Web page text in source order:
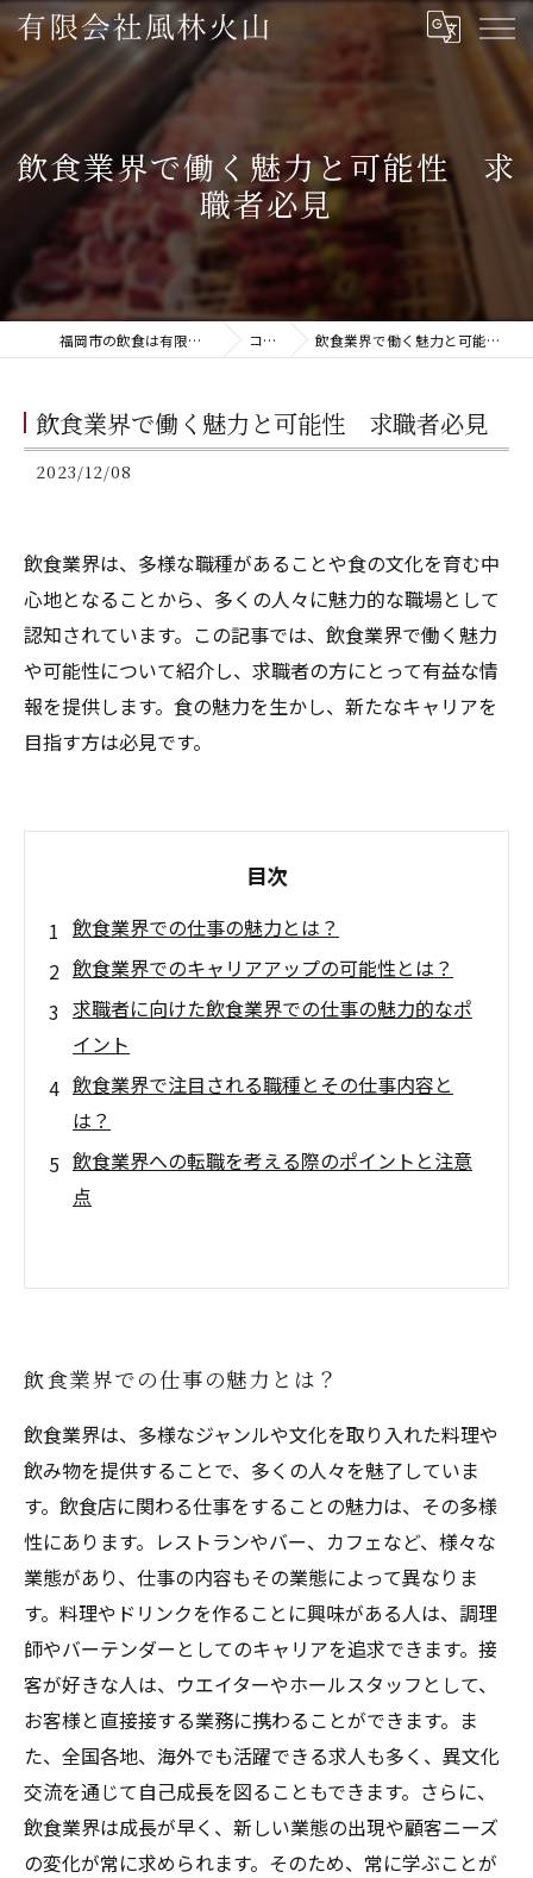
飲食業界で働く魅力と可能性 求
職者必見
福岡市の飲食は有限会社風林火山 コラム 飲食業界で働く魅力と可能性 求職者必見
飲食業界で働く魅力と可能性 求職者必見
2023/12/08
飲食業界は、多様な職種があることや食の文化を育む中
心地となることから、多くの人々に魅力的な職場として
認知されています。この記事では、飲食業界で働く魅力
や可能性について紹介し、求職者の方にとって有益な情
報を提供します。食の魅力を生かし、新たなキャリアを
目指す方は必見です。
目次
飲食業界での仕事の魅力とは？
飲食業界でのキャリアアップの可能性とは？
求職者に向けた飲食業界での仕事の魅力的なポ
イント
飲食業界で注目される職種とその仕事内容と
は？
飲食業界への転職を考える際のポイントと注意
点
飲食業界での仕事の魅力とは？
飲食業界は、多様なジャンルや文化を取り入れた料理や
飲み物を提供することで、多くの人々を魅了していま
す。飲食店に関わる仕事をすることの魅力は、その多様
性にあります。レストランやバー、カフェなど、様々な
業態があり、仕事の内容もその業態によって異なりま
す。料理やドリンクを作ることに興味がある人は、調理
師やバーテンダーとしてのキャリアを追求できます。接
客が好きな人は、ウエイターやホールスタッフとして、
お客様と直接接する業務に携わることができます。ま
た、全国各地、海外でも活躍できる求人も多く、異文化
交流を通じて自己成長を図ることもできます。さらに、
飲食業界は成長が早く、新しい業態の出現や顧客ニーズ
の変化が常に求められます。そのため、常に学ぶことが